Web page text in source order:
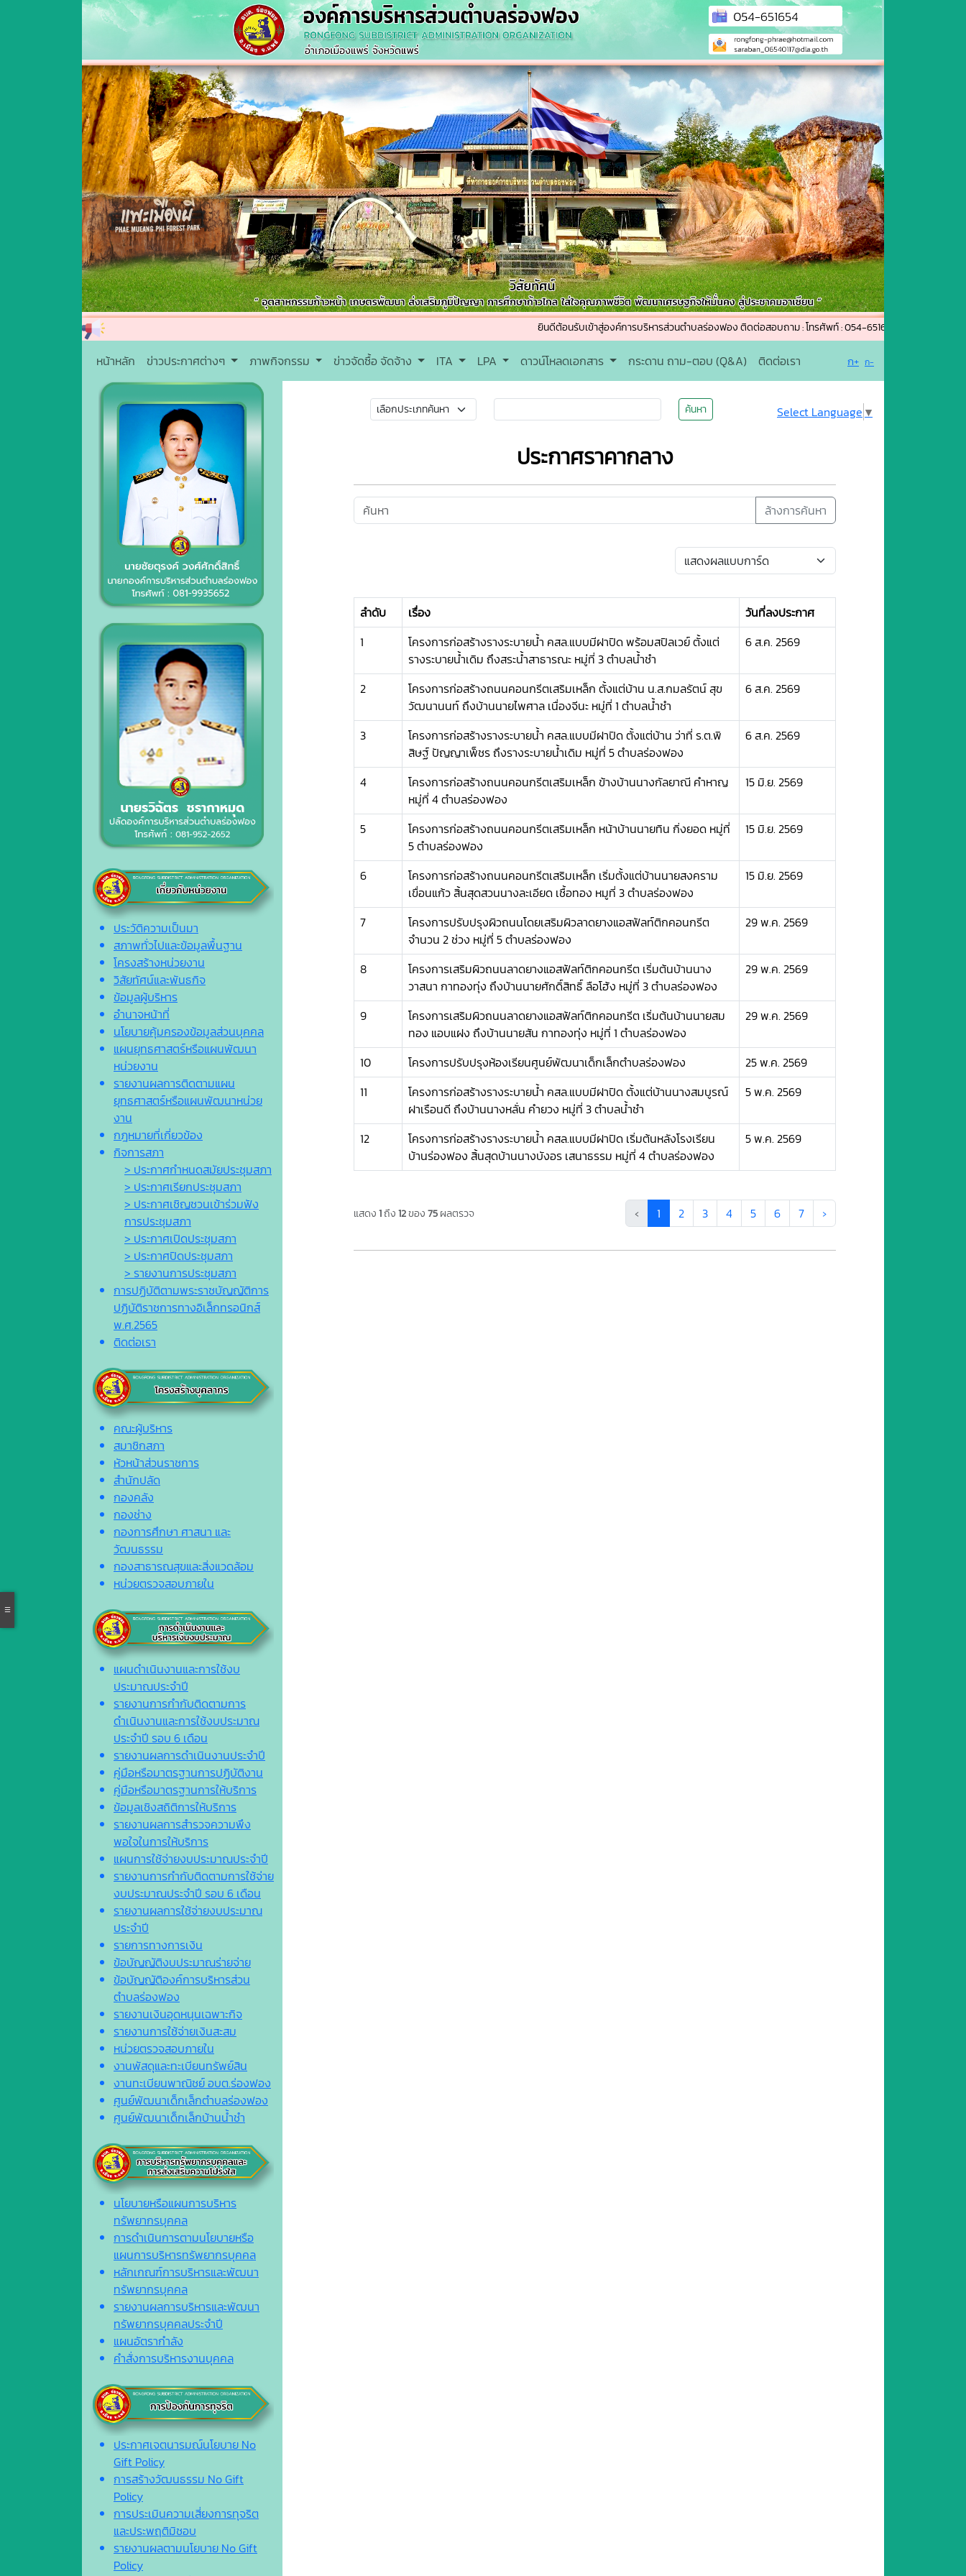
ยินดีต้อนรับเข้าสู่องค์การบริหารส่วนตำบลร่องฟอง ติดต่อสอบถาม : โทรศัพท์ : 054-651654 อีเมล์ rongfong-
หน้าหลัก ข่าวประกาศต่างๆ ภาพกิจกรรม ข่าวจัดซื้อ จัดจ้าง ITA LPA ดาวน์โหลดเอกสาร กระดาน ถาม-ตอบ (Q&A) ติดต่อเรา ก+ ก-
ประวัติความเป็นมา
สภาพทั่วไปและข้อมูลพื้นฐาน
โครงสร้างหน่วยงาน
วิสัยทัศน์และพันธกิจ
ข้อมูลผู้บริหาร
อำนาจหน้าที่
นโยบายคุ้มครองข้อมูลส่วนบุคคล
แผนยุทธศาสตร์หรือแผนพัฒนา
หน่วยงาน
รายงานผลการติดตามแผน
ยุทธศาสตร์หรือแผนพัฒนาหน่วย
งาน
กฎหมายที่เกี่ยวข้อง
กิจการสภา
> ประกาศกำหนดสมัยประชุมสภา
> ประกาศเรียกประชุมสภา
> ประกาศเชิญชวนเข้าร่วมฟัง
การประชุมสภา
> ประกาศเปิดประชุมสภา
> ประกาศปิดประชุมสภา
> รายงานการประชุมสภา
การปฏิบัติตามพระราชบัญญัติการ
ปฏิบัติราชการทางอิเล็กทรอนิกส์
พ.ศ.2565
ติดต่อเรา
คณะผู้บริหาร
สมาชิกสภา
หัวหน้าส่วนราชการ
สำนักปลัด
กองคลัง
กองช่าง
กองการศึกษา ศาสนา และ
วัฒนธรรม
กองสาธารณสุขและสิ่งแวดล้อม
หน่วยตรวจสอบภายใน
แผนดำเนินงานและการใช้งบ
ประมาณประจำปี
รายงานการกำกับติดตามการ
ดำเนินงานและการใช้งบประมาณ
ประจำปี รอบ 6 เดือน
รายงานผลการดำเนินงานประจำปี
คู่มือหรือมาตรฐานการปฏิบัติงาน
คู่มือหรือมาตรฐานการให้บริการ
ข้อมูลเชิงสถิติการให้บริการ
รายงานผลการสำรวจความพึง
พอใจในการให้บริการ
แผนการใช้จ่ายงบประมาณประจำปี
รายงานการกำกับติดตามการใช้จ่าย
งบประมาณประจำปี รอบ 6 เดือน
รายงานผลการใช้จ่ายงบประมาณ
ประจำปี
รายการทางการเงิน
ข้อบัญญัติงบประมาณร่ายจ่าย
ข้อบัญญัติองค์การบริหารส่วน
ตำบลร่องฟอง
รายงานเงินอุดหนุนเฉพาะกิจ
รายงานการใช้จ่ายเงินสะสม
หน่วยตรวจสอบภายใน
งานพัสดุและทะเบียนทรัพย์สิน
งานทะเบียนพาณิชย์ อบต.ร่องฟอง
ศูนย์พัฒนาเด็กเล็กตำบลร่องฟอง
ศูนย์พัฒนาเด็กเล็กบ้านน้ำชำ
นโยบายหรือแผนการบริหาร
ทรัพยากรบุคคล
การดำเนินการตามนโยบายหรือ
แผนการบริหารทรัพยากรบุคคล
หลักเกณฑ์การบริหารและพัฒนา
ทรัพยากรบุคคล
รายงานผลการบริหารและพัฒนา
ทรัพยากรบุคคลประจำปี
แผนอัตรากำลัง
คำสั่งการบริหารงานบุคคล
ประกาศเจตนารมณ์นโยบาย No
Gift Policy
การสร้างวัฒนธรรม No Gift
Policy
การประเมินความเสี่ยงการทุจริต
และประพฤติมิชอบ
รายงานผลตามนโยบาย No Gift
Policy
ค้นหา Select Language ▼
ประกาศราคากลาง
ล้างการค้นหา
ลำดับ เรื่อง
วันที่ลงประกาศ
1
โครงการก่อสร้างรางระบายน้ำ คสล.แบบมีฝาปิด พร้อมสปิลเวย์ ตั้งแต่
รางระบายน้ำเดิม ถึงสระน้ำสาธารณะ หมู่ที่ 3 ตำบลน้ำชำ
6 ส.ค. 2569
2
โครงการก่อสร้างถนนคอนกรีตเสริมเหล็ก ตั้งแต่บ้าน น.ส.กมลรัตน์ สุข
วัฒนานนท์ ถึงบ้านนายไพศาล เนื่องจีนะ หมู่ที่ 1 ตำบลน้ำชำ
6 ส.ค. 2569
3
โครงการก่อสร้างรางระบายน้ำ คสล.แบบมีฝาปิด ตั้งแต่บ้าน ว่าที่ ร.ต.พิ
สิษฐ์ ปัญญาเพ็ชร ถึงรางระบายน้ำเดิม หมู่ที่ 5 ตำบลร่องฟอง
6 ส.ค. 2569
4
โครงการก่อสร้างถนนคอนกรีตเสริมเหล็ก ข้างบ้านนางกัลยาณี คำหาญ
หมู่ที่ 4 ตำบลร่องฟอง
15 มิ.ย. 2569
5
โครงการก่อสร้างถนนคอนกรีตเสริมเหล็ก หน้าบ้านนายทิน กิ่งยอด หมู่ที่
5 ตำบลร่องฟอง
15 มิ.ย. 2569
6
โครงการก่อสร้างถนนคอนกรีตเสริมเหล็ก เริ่มตั้งแต่บ้านนายสงคราม
เขื่อนแก้ว สิ้นสุดสวนนางละเอียด เชื้อทอง หมูที่ 3 ตำบลร่องฟอง
15 มิ.ย. 2569
7
โครงการปรับปรุงผิวถนนโดยเสริมผิวลาดยางแอสฟัลท์ติกคอนกรีต
จำนวน 2 ช่วง หมู่ที่ 5 ตำบลร่องฟอง
29 พ.ค. 2569
8
โครงการเสริมผิวถนนลาดยางแอสฟัลท์ติกคอนกรีต เริ่มต้นบ้านนาง
วาสนา กาทองทุ่ง ถึงบ้านนายศักดิ์สิทธิ์ ลือโฮ้ง หมู่ที่ 3 ตำบลร่องฟอง
29 พ.ค. 2569
9
โครงการเสริมผิวถนนลาดยางแอสฟัลท์ติกคอนกรีต เริ่มต้นบ้านนายสม
ทอง แอบแฝง ถึงบ้านนายสัน กาทองทุ่ง หมู่ที่ 1 ตำบลร่องฟอง
29 พ.ค. 2569
10 โครงการปรับปรุงห้องเรียนศูนย์พัฒนาเด็กเล็กตำบลร่องฟอง
25 พ.ค. 2569
11
โครงการก่อสร้างรางระบายน้ำ คสล.แบบมีฝาปิด ตั้งแต่บ้านนางสมบูรณ์
ฝาเรือนดี ถึงบ้านนางหลั่น คำยวง หมู่ที่ 3 ตำบลน้ำชำ
5 พ.ค. 2569
12
โครงการก่อสร้างรางระบายน้ำ คสล.แบบมีฝาปิด เริ่มต้นหลังโรงเรียน
บ้านร่องฟอง สิ้นสุดบ้านนางบังอร เสนาธรรม หมู่ที่ 4 ตำบลร่องฟอง
5 พ.ค. 2569
แสดง1ถึง12ของ75ผลตรวจ ‹ 1 2 3 4 5 6 7 ›